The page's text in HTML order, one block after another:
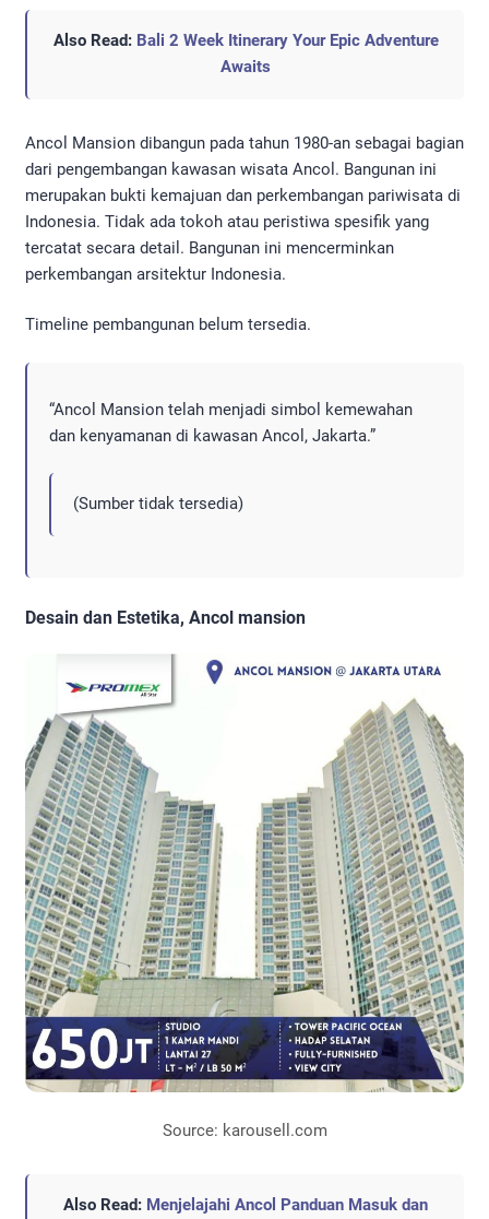
Also Read: Bali 2 Week Itinerary Your Epic Adventure
Awaits
Ancol Mansion dibangun pada tahun 1980-an sebagai bagian
dari pengembangan kawasan wisata Ancol. Bangunan ini
merupakan bukti kemajuan dan perkembangan pariwisata di
Indonesia. Tidak ada tokoh atau peristiwa spesifik yang
tercatat secara detail. Bangunan ini mencerminkan
perkembangan arsitektur Indonesia.
Timeline pembangunan belum tersedia.
“Ancol Mansion telah menjadi simbol kemewahan
dan kenyamanan di kawasan Ancol, Jakarta.”
(Sumber tidak tersedia)
Desain dan Estetika, Ancol mansion
Source: karousell.com
Also Read: Menjelajahi Ancol Panduan Masuk dan